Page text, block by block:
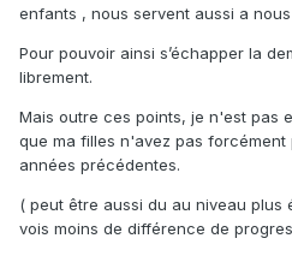
enfants , nous servent aussi a
Pour pouvoir ainsi s’échapper la
librement.
Mais outre ces points, je n'est pas
que ma filles n'avez pas forcément
années précédentes.
( peut être aussi du au niveau plus
vois moins de différence de